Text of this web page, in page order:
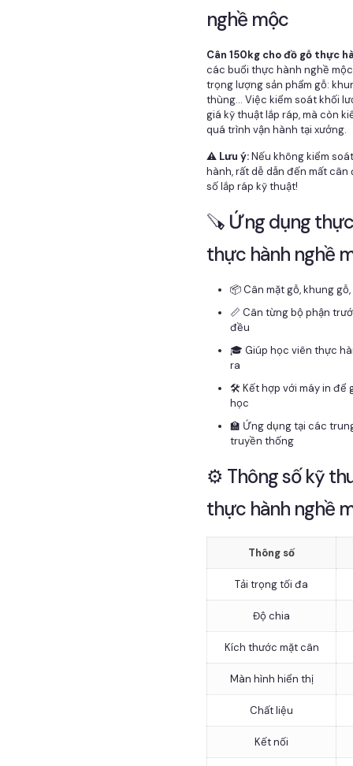
nghề mộc
Cân 150kg cho đồ gỗ thực
các buổi thực hành nghề
trọng lượng sản phẩm gỗ:
thùng... Việc kiểm soát khối
giá kỹ thuật lắp ráp, mà còn
quá trình vận hành tại xưởng.
⚠️ Lưu ý:Nếu không kiểm
hành, rất dễ dẫn đến mất
số lắp ráp kỹ thuật!
🪚 Ứng dụng
thực hành nghề
📦 Cân mặt gỗ, khung
📏 Cân từng bộ phận
đều
🎓 Giúp học viên thực
ra
🛠️ Kết hợp với máy in để
học
🏫 Ứng dụng tại các
truyền thống
⚙️ Thông số kỹ
thực hành nghề
Thông số
Tải trọng tối đa
Độ chia
Kích thước mặt cân
Màn hình hiển thị
Chất liệu
Kết nối